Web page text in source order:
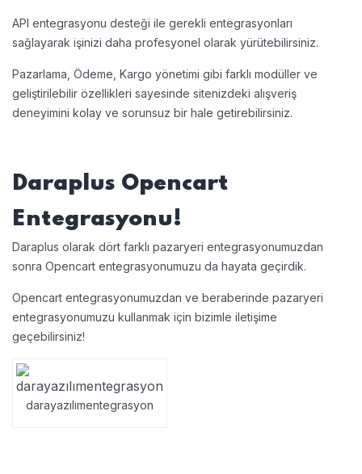
API entegrasyonu desteği ile gerekli entegrasyonları
sağlayarak işinizi daha profesyonel olarak yürütebilirsiniz.
Pazarlama, Ödeme, Kargo yönetimi gibi farklı modüller ve
geliştirilebilir özellikleri sayesinde sitenizdeki alışveriş
deneyimini kolay ve sorunsuz bir hale getirebilirsiniz.
Daraplus Opencart
Entegrasyonu!
Daraplus olarak dört farklı pazaryeri entegrasyonumuzdan
sonra Opencart entegrasyonumuzu da hayata geçirdik.
Opencart entegrasyonumuzdan ve beraberinde pazaryeri
entegrasyonumuzu kullanmak için bizimle iletişime
geçebilirsiniz!
darayazılımentegrasyon